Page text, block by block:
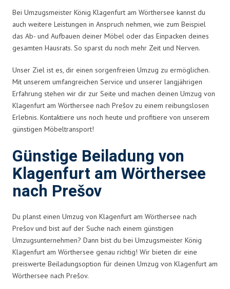
Bei Umzugsmeister König Klagenfurt am Wörthersee kannst du
auch weitere Leistungen in Anspruch nehmen, wie zum Beispiel
das Ab- und Aufbauen deiner Möbel oder das Einpacken deines
gesamten Hausrats. So sparst du noch mehr Zeit und Nerven.
Unser Ziel ist es, dir einen sorgenfreien Umzug zu ermöglichen.
Mit unserem umfangreichen Service und unserer langjährigen
Erfahrung stehen wir dir zur Seite und machen deinen Umzug von
Klagenfurt am Wörthersee nach Prešov zu einem reibungslosen
Erlebnis. Kontaktiere uns noch heute und profitiere von unserem
günstigen Möbeltransport!
Günstige Beiladung von
Klagenfurt am Wörthersee
nach Prešov
Du planst einen Umzug von Klagenfurt am Wörthersee nach
Prešov und bist auf der Suche nach einem günstigen
Umzugsunternehmen? Dann bist du bei Umzugsmeister König
Klagenfurt am Wörthersee genau richtig! Wir bieten dir eine
preiswerte Beiladungsoption für deinen Umzug von Klagenfurt am
Wörthersee nach Prešov.